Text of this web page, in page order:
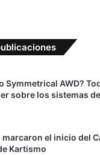
Symmetrical AWD?
sobre los sistemas
marcaron el inicio del
Kartismo